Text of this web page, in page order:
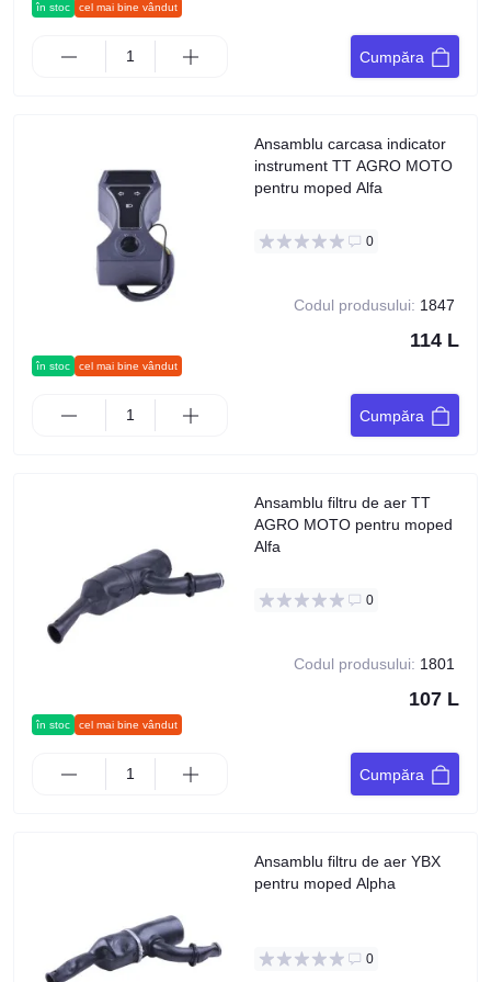
în stoc cel mai bine vândut
Cumpăra
în stoc cel mai bine vândut
Ansamblu carcasa indicator
instrument TT AGRO MOTO
pentru moped Alfa
0
Codul produsului: 1847
114 L
Cumpăra
în stoc cel mai bine vândut
Ansamblu filtru de aer TT
AGRO MOTO pentru moped
Alfa
0
Codul produsului: 1801
107 L
Cumpăra
Ansamblu filtru de aer YBX
pentru moped Alpha
0